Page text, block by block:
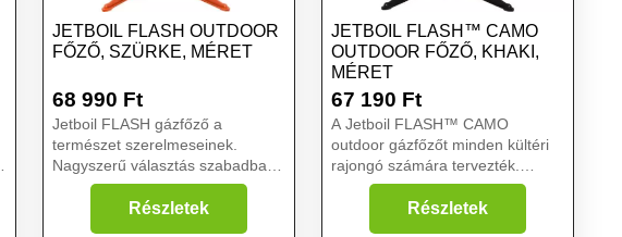
JETBOIL FLASH OUTDOOR
FŐZŐ, SZÜRKE, MÉRET
68 990 Ft
Jetboil FLASH gázfőző a
természet szerelmeseinek.
Nagyszerű választás szabadban
töltött tevékenységekhez, mint
például sátorozás, vízi és
gyalogtúrák, kerékpáros utak,
Részletek
JETBOIL FLASH™ CAMO
OUTDOOR FŐZŐ, KHAKI,
MÉRET
67 190 Ft
A Jetboil FLASH™ CAMO
outdoor gázfőzőt minden kültéri
rajongó számára tervezték.
Kiválóan alkalmas olyan
szabadtéri tevékenységekhez,
mint a kempingezés, csónakázás,
Részletek